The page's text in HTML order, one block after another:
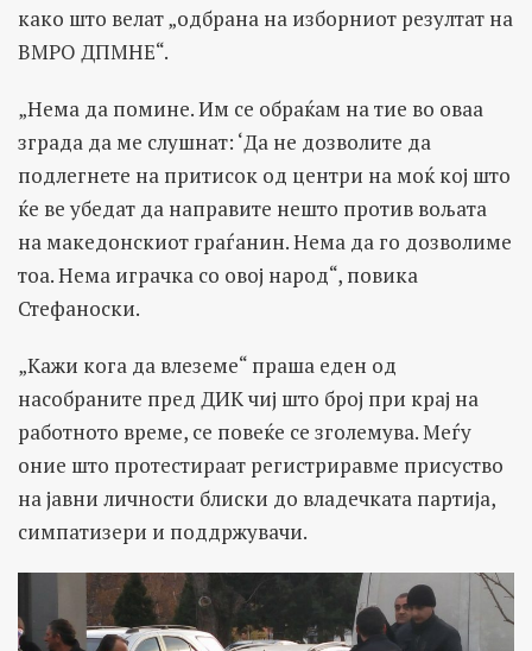
како што велат „одбрана на изборниот резултат на
ВМРО ДПМНЕ“.
„Нема да помине. Им се обраќам на тие во оваа
зграда да ме слушнат: ‘Да не дозволите да
подлегнете на притисок од центри на моќ кој што
ќе ве убедат да направите нешто против вољата
на македонскиот граѓанин. Нема да го дозволиме
тоа. Нема играчка со овој народ“, повика
Стефаноски.
„Кажи кога да влеземе“ праша еден од
насобраните пред ДИК чиј што број при крај на
работното време, се повеќе се зголемува. Меѓу
оние што протестираат регистриравме присуство
на јавни личности блиски до владечката партија,
симпатизери и поддржувачи.